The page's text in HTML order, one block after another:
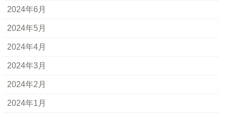
2024年6月
2024年5月
2024年4月
2024年3月
2024年2月
2024年1月